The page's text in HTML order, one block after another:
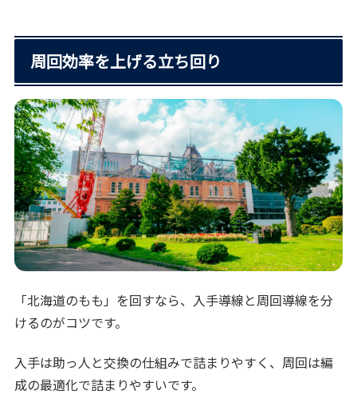
周回効率を上げる立ち回り
「北海道のもも」を回すなら、入手導線と周回導線を分
けるのがコツです。
入手は助っ人と交換の仕組みで詰まりやすく、周回は編
成の最適化で詰まりやすいです。